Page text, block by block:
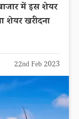
में इस शेयर
शेयर खरीदना
22nd Feb 2023